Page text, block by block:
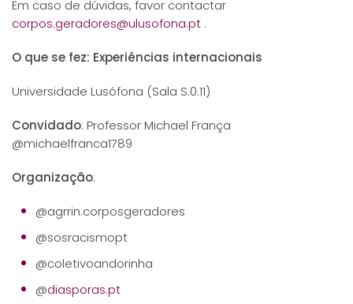
Em caso de dúvidas, favor contactar
corpos.geradores@ulusofona.pt .
O que se fez: Experiências internacionais
Universidade Lusófona (Sala S.0.11)
Convidado: Professor Michael França
@michaelfranca1789
Organização:
@agrrin.corposgeradores
@sosracismopt
@coletivoandorinha
@diasporas.pt